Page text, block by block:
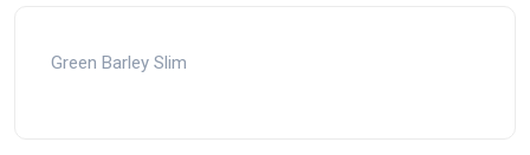
Green Barley Slim